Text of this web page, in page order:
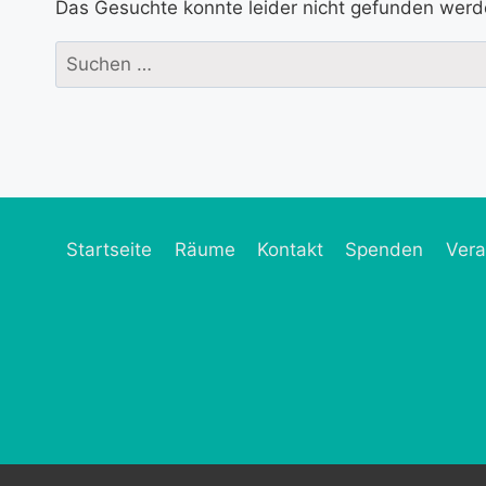
Das Gesuchte konnte leider nicht gefunden
Suchen
nach:
Startseite Räume Kontakt Spenden